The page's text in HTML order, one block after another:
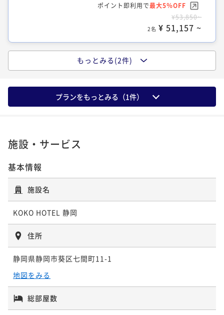
ポイント即利用で最大5％OFF
¥22,990~
2名 ¥ 21,840 ~
ポイント即利用で最大5％OFF
¥53,850~
2名 ¥ 51,157 ~
【禁煙】スタンダードダブル/140cm幅×1
13平米 禁煙 無料Wi-Fi
ダブル
26平米 禁煙 無料Wi-Fi
もっとみる(2件)
プランをもっとみる（1件）
施設・サービス
基本情報
施設名
KOKO HOTEL 静岡
住所
静岡県静岡市葵区七間町11-1
地図をみる
総部屋数